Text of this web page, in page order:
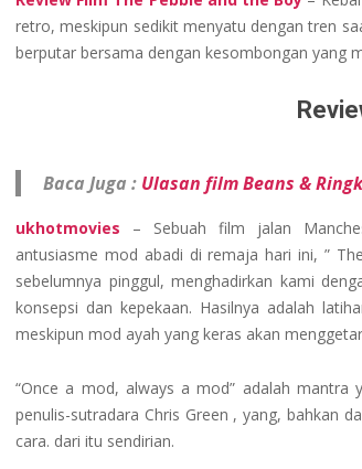
GACOR
TERPERCAYA
retro, meskipun sedikit menyatu dengan tren
berputar bersama dengan kesombongan yang
Baca Juga : Ulasan film Beans &
ukhotmovies – Sebuah film jalan
antusiasme mod abadi di remaja hari ini, ”
sebelumnya pinggul, menghadirkan kami
konsepsi dan kepekaan. Hasilnya adalah
meskipun mod ayah yang keras akan
“Once a mod, always a mod” adalah
penulis-sutradara Chris Green , yang, bahkan
cara. dari itu sendirian.